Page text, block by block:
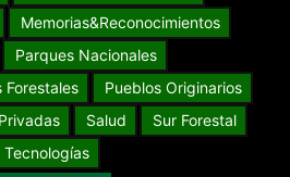
Memorias&Reconocimientos
Parques Nacionales
Forestales
Pueblos Originarios
Salud
Sur Forestal
Tecnologías